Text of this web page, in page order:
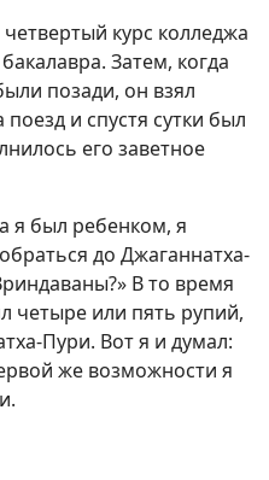
курс колледжа
Затем, когда
позади, он взял
и спустя сутки был
его заветное
я был ребенком, я
до Джаганнатха-
В то время
четыре или пять рупий,
Пури. Вот я и думал:
же возможности я